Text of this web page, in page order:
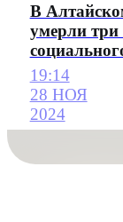
В
умерли три
19:14
28 НОЯ
2024